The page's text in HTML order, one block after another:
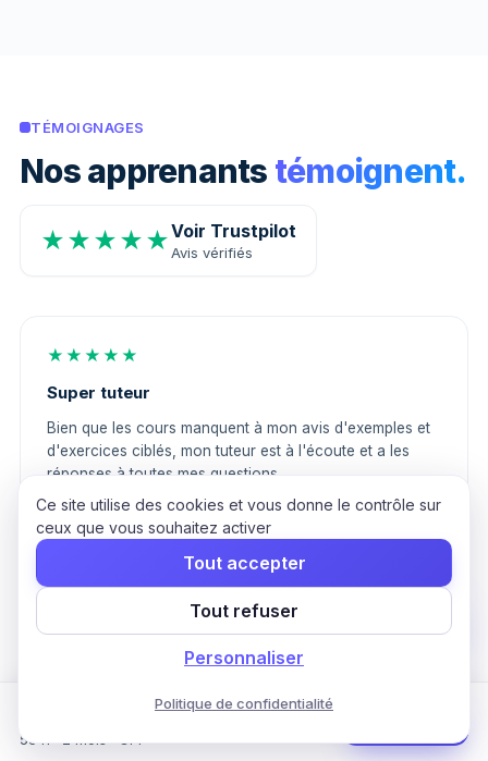
TÉMOIGNAGES
Nos apprenants témoignent.
★★★★★Voir Trustpilot
Avis vérifiés
★★★★★
Super tuteur
Bien que les cours manquent à mon avis d'exemples et
d'exercices ciblés, mon tuteur est à l'écoute et a les
réponses à toutes mes questions.
L
Louis
en peu de temps. Le tuteur est super réactif, et le rythme
Formation Comptabilité Générale & Gestion
55 h · 2 mois · CPF
Ce site utilise des cookies et vous donne le contrôle sur
ceux que vous souhaitez activer
Tout accepter
Tout refuser
Personnaliser
Politique de confidentialité